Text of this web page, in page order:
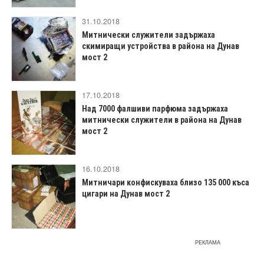
31.10.2018
Митнически служители задържаха
скимиращи устройства в района на Дунав
мост 2
17.10.2018
Над 7000 фалшиви парфюма задържаха
митнически служители в района на Дунав
мост 2
16.10.2018
Митничари конфискуваха близо 135 000 къса
цигари на Дунав мост 2
РЕКЛАМА